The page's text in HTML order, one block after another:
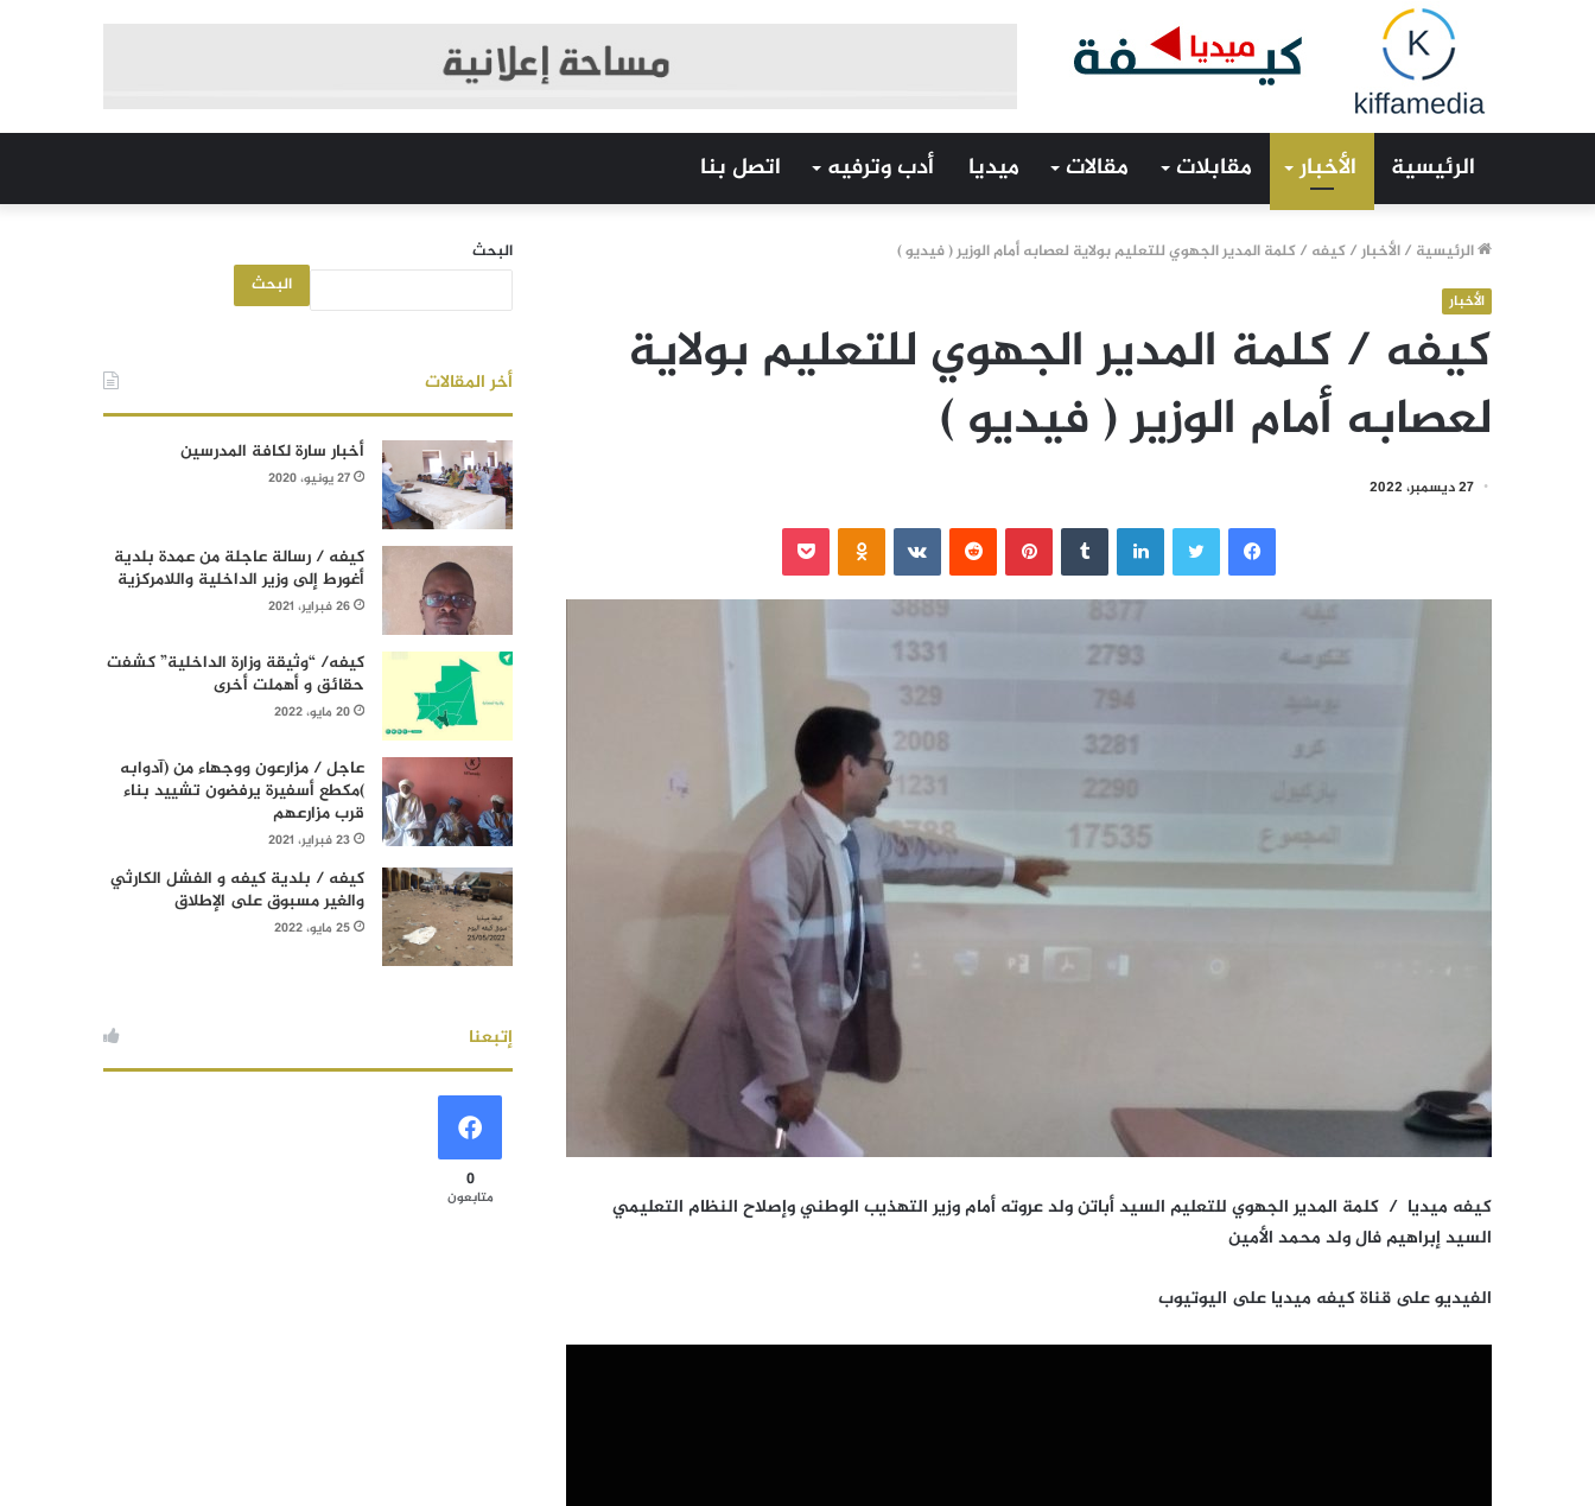
الرئيسية الأخبار مقابلات مقالات ميديا أدب وترفيه اتصل بنا
الرئيسية /الأخبار/كيفه / كلمة المدير الجهوي للتعليم بولاية لعصابه أمام الوزير ( فيديو )
الأخبار
كيفه / كلمة المدير الجهوي للتعليم بولاية
لعصابه أمام الوزير ( فيديو )
27 ديسمبر، 2022
فيسبوك لينكدإن بينتيريست
كيفه ميديا / كلمة المدير الجهوي للتعليم السيد أباتن ولد عروته أمام وزير التهذيب الوطني وإصلاح النظام التعليمي
السيد إبراهيم فال ولد محمد الأمين
الفيديو على قناة كيفه ميديا على اليوتيوب
البحث
البحث
أخر المقالات
أخبار سارة لكافة المدرسين
27 يونيو، 2020
كيفه / رسالة عاجلة من عمدة بلدية
أغورط إلى وزير الداخلية واللامركزية
26 فبراير، 2021
كيفه/ “وثيقة وزارة الداخلية” كشفت
حقائق و أهملت أخرى
20 مايو، 2022
عاجل / مزارعون ووجهاء من (آدوابه
)مكطع أسفيرة يرفضون تشييد بناء
قرب مزارعهم
23 فبراير، 2021
كيفه / بلدية كيفه و الفشل الكارثي
والغير مسبوق على الإطلاق
25 مايو، 2022
إتبعنا
0
متابعون